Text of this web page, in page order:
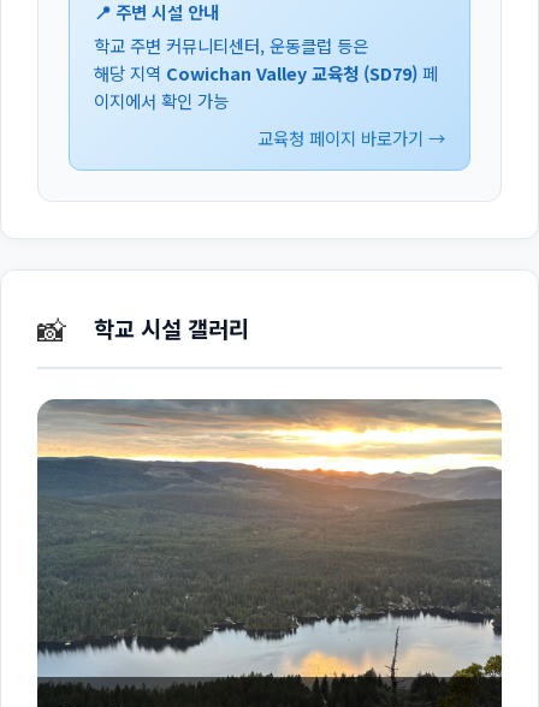
📍 주변 시설 안내
학교 주변 커뮤니티센터, 운동클럽 등은
해당 지역 Cowichan Valley 교육청 (SD79)페
이지에서 확인 가능
교육청 페이지 바로가기 →
📸 학교 시설 갤러리